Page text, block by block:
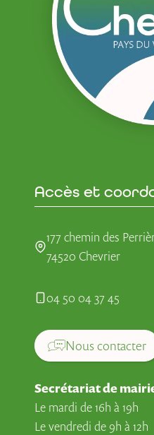
Accès et
177 chemin des
74520 Chevrier
04 50 04 37 45
Nous contacter
Secrétariat de
Le mardi de 16h à 19h
Le vendredi de 9h à 12h